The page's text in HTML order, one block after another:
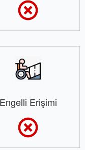
Engelli Erişimi